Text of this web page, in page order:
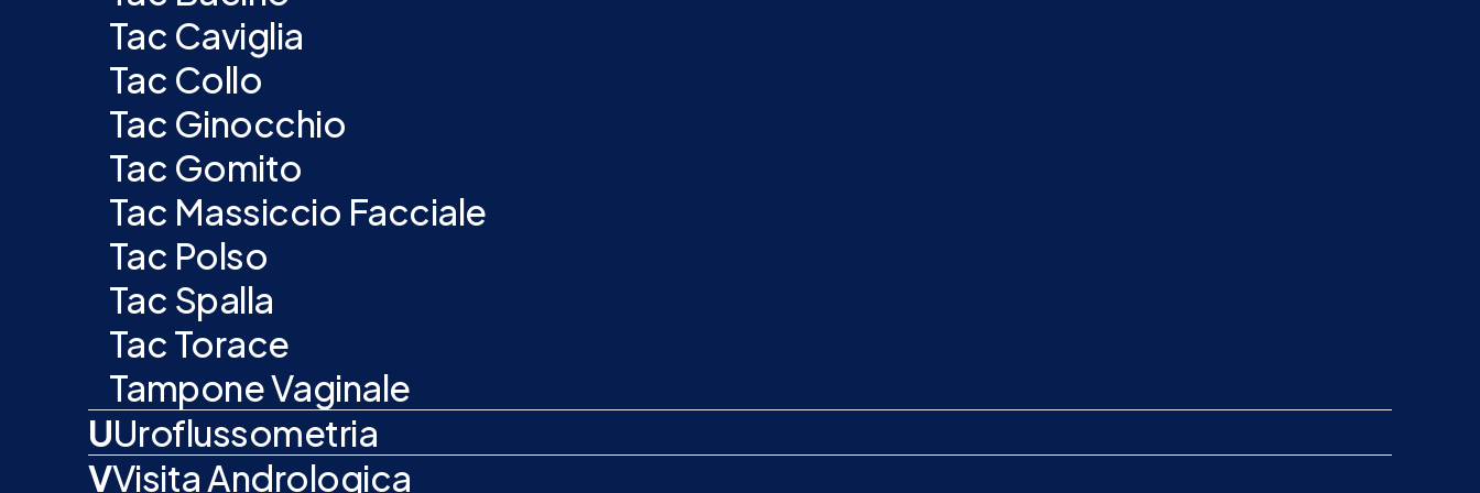
Tac Caviglia
Tac Collo
Tac Ginocchio
Tac Gomito
Tac Massiccio Facciale
Tac Polso
Tac Spalla
Tac Torace
Tampone Vaginale
UUroflussometria
VVisita Andrologica